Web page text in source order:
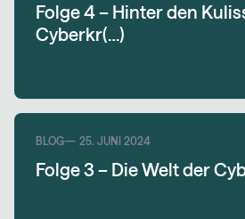
Folge 4 – Hinter den
Cyberkr(…)
BLOG 25. JUNI 2024
Folge 3 – Die Welt der